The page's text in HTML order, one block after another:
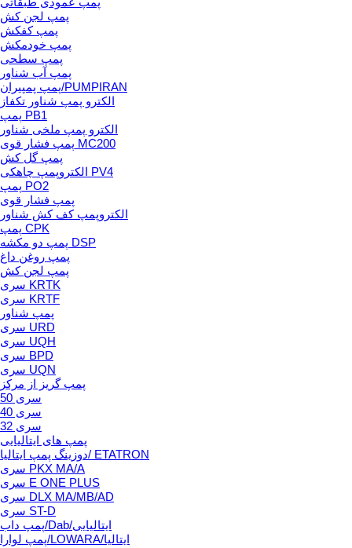
پمپ لجن کش
پمپ کفکش
پمپ خودمکش
پمپ سطحی
پمپ آب شناور
پمپ پمپیران/PUMPIRAN
الکترو پمپ شناور تکفاز
پمپ PB1
الکترو پمپ ملخی شناور
پمپ فشار قوی MC200
پمپ گل کش
الکتروپمپ چاهکی PV4
پمپ PO2
پمپ فشار قوی
الکتروپمپ کف کش شناور
پمپ CPK
پمپ دو مکشه DSP
پمپ روغن داغ
پمپ لجن کش
سری KRTK
سری KRTF
پمپ شناور
سری URD
سری UQH
سری BPD
سری UQN
پمپ گریز از مرکز
سری 50
سری 40
سری 32
پمپ های ایتالیایی
دوزینگ پمپ ایتالیا/ ETATRON
سری PKX MA/A
سری E ONE PLUS
سری DLX MA/MB/AD
سری ST-D
پمپ داب/Dab/ایتالیایی
پمپ لوارا/LOWARA/ایتالیا